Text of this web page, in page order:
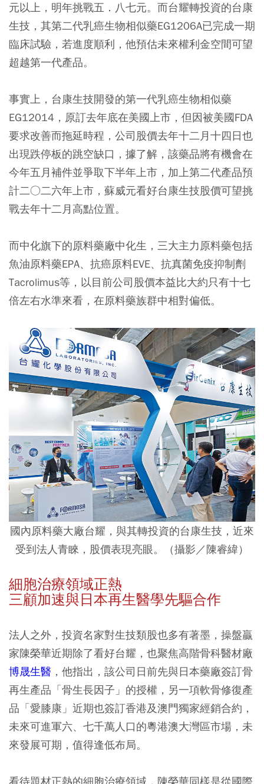
元以上，明年挑戰五．八七元。而台耀轉投資的台康
生技，其第二代乳癌生物相似藥EG1206A已完成一期
臨床試驗，若進度順利，他預估未來權利金空間可望
超越第一代產品。
事實上，台康生技開發的第一代乳癌生物相似藥
EG12014，原訂去年底在美國上市，但因被美國FDA
要求改善而拖延時程，公司股價去年十二月十四日也
出現跌停板的跳空缺口，據了解，該藥品將有機會在
今年五月補件並爭取下半年上市，加上第二代產品預
計二○二六年上市，蘇威元看好台康生技股價可望挑
戰去年十二月高點位置。
而中化旗下的原料藥廠中化生，三大主力原料藥包括
魚油原料藥EPA、抗癌原料EVE、抗真菌免疫抑制劑
Tacrolimus等，以目前公司股價本益比大約只有十七
倍左右水準來看，在原料藥族群中相對偏低。
國內原料藥大廠台耀，與其轉投資的台康生技，近來
受到法人青睞，股價表現亮眼。（攝影／陳睿緯）
細胞治療領域正熱
三顧加速與日本再生醫學先驅合作
法人之外，投資名家對生技類股也多有著墨，操盤贏
家陳榮華近期除了看好台耀，也聚焦高階骨科醫材廠
博晟生醫 ，他指出，該公司日前先與日本藥廠簽訂骨
再生產品「骨生長因子」的授權，另一項軟骨修復產
品「愛膝康」近期也簽訂香港及澳門獨家經銷合約，
未來可進軍六、七千萬人口的粵港澳大灣區市場，未
來發展可期，值得逢低布局。
看待題材正熱的細胞治療領域，陳榮華同樣是從國際